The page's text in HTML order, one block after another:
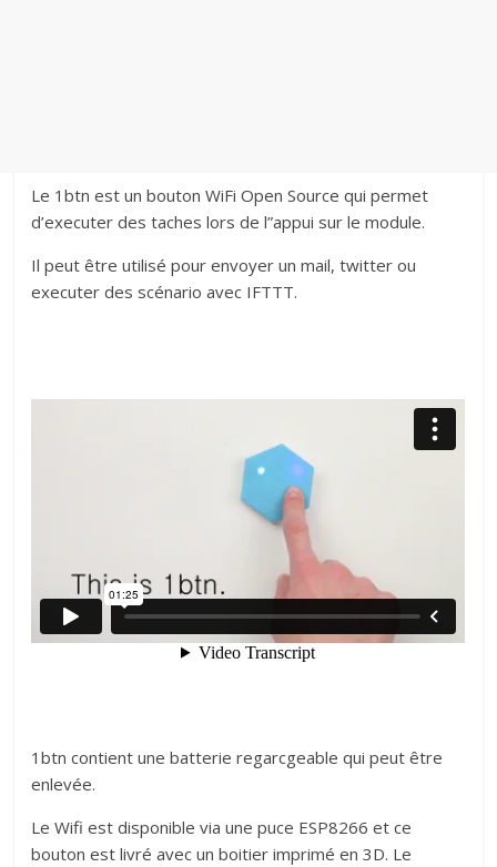
Le 1btn est un bouton WiFi Open Source qui permet
d’executer des taches lors de l”appui sur le module.
Il peut être utilisé pour envoyer un mail, twitter ou
executer des scénario avec IFTTT.
1btn contient une batterie regarcgeable qui peut être
enlevée.
Le Wifi est disponible via une puce ESP8266 et ce
bouton est livré avec un boitier imprimé en 3D. Le